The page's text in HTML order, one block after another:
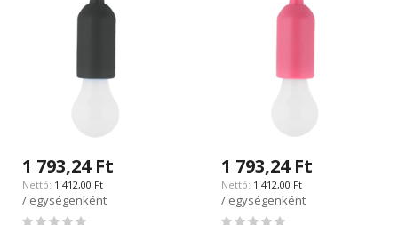
1 793,24 Ft
1 412,00 Ft
/ egységenként
Rating:
1 793,24 Ft
1 412,00 Ft
/ egységenként
Rating: